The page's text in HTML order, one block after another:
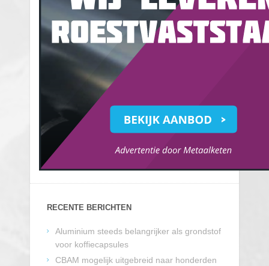
RECENTE BERICHTEN
Aluminium steeds belangrijker als grondstof
voor koffiecapsules
CBAM mogelijk uitgebreid naar honderden